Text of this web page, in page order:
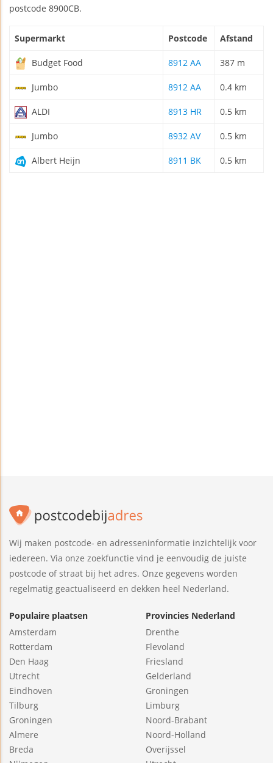
postcode 8900CB.
Supermarkt Postcode Afstand
Budget Food 8912 AA 387 m
Jumbo 8912 AA 0.4 km
ALDI 8913 HR 0.5 km
Jumbo 8932 AV 0.5 km
Albert Heijn 8911 BK 0.5 km
Wij maken postcode- en adresseninformatie inzichtelijk voor
iedereen. Via onze zoekfunctie vind je eenvoudig de juiste
postcode of straat bij het adres. Onze gegevens worden
regelmatig geactualiseerd en dekken heel Nederland.
Populaire plaatsen
Amsterdam
Rotterdam
Den Haag
Utrecht
Eindhoven
Tilburg
Groningen
Almere
Breda
Provincies Nederland
Drenthe
Flevoland
Friesland
Gelderland
Groningen
Limburg
Noord-Brabant
Noord-Holland
Overijssel